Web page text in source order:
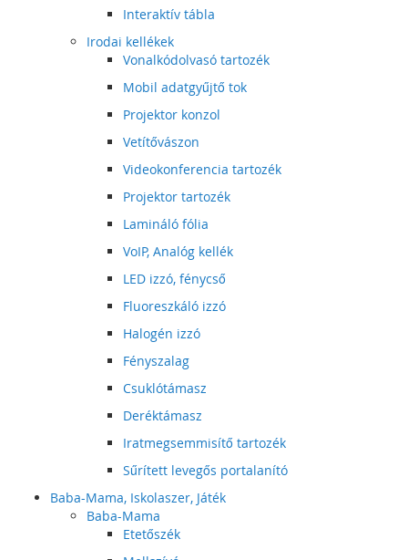
Interaktív tábla
Irodai kellékek
Vonalkódolvasó tartozék
Mobil adatgyűjtő tok
Projektor konzol
Vetítővászon
Videokonferencia tartozék
Projektor tartozék
Lamináló fólia
VoIP, Analóg kellék
LED izzó, fénycső
Fluoreszkáló izzó
Halogén izzó
Fényszalag
Csuklótámasz
Deréktámasz
Iratmegsemmisítő tartozék
Sűrített levegős portalanító
Baba-Mama, Iskolaszer, Játék
Baba-Mama
Etetőszék